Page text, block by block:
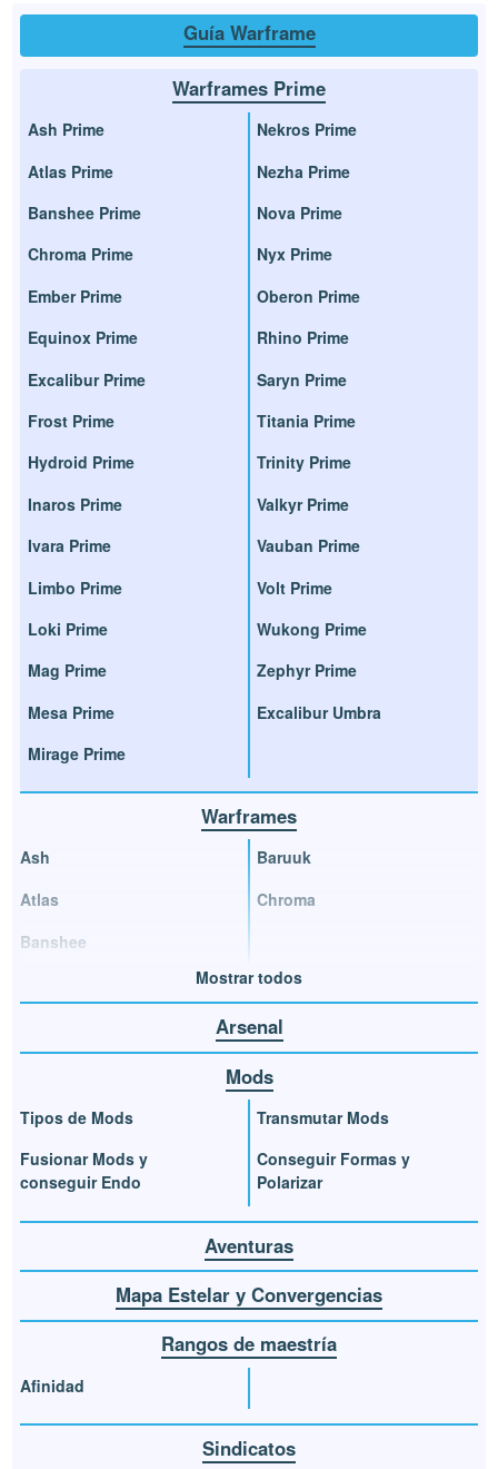
Guía Warframe
Warframes Prime
Ash Prime
Atlas Prime
Banshee Prime
Chroma Prime
Ember Prime
Equinox Prime
Excalibur Prime
Frost Prime
Hydroid Prime
Inaros Prime
Ivara Prime
Limbo Prime
Loki Prime
Mag Prime
Mesa Prime
Mirage Prime
Nekros Prime
Nezha Prime
Nova Prime
Nyx Prime
Oberon Prime
Rhino Prime
Saryn Prime
Titania Prime
Trinity Prime
Valkyr Prime
Vauban Prime
Volt Prime
Wukong Prime
Zephyr Prime
Excalibur Umbra
Warframes
Ash
Atlas
Banshee
Baruuk
Chroma
Mostrar todos
Arsenal
Mods
Tipos de Mods
Fusionar Mods y
conseguir Endo
Transmutar Mods
Conseguir Formas y
Polarizar
Aventuras
Mapa Estelar y Convergencias
Rangos de maestría
Afinidad
Sindicatos